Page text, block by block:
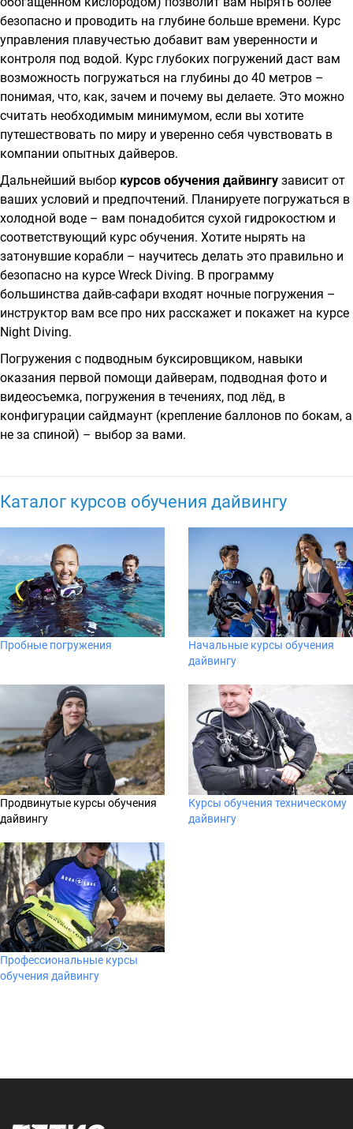
безопасно и проводить на глубине больше времени. Курс
управления плавучестью добавит вам уверенности и
контроля под водой. Курс глубоких погружений даст вам
возможность погружаться на глубины до 40 метров –
понимая, что, как, зачем и почему вы делаете. Это можно
считать необходимым минимумом, если вы хотите
путешествовать по миру и уверенно себя чувствовать в
компании опытных дайверов.
Дальнейший выбор курсов обучения дайвингу зависит от
ваших условий и предпочтений. Планируете погружаться в
холодной воде – вам понадобится сухой гидрокостюм и
соответствующий курс обучения. Хотите нырять на
затонувшие корабли – научитесь делать это правильно и
безопасно на курсе Wreck Diving. В программу
большинства дайв-сафари входят ночные погружения –
инструктор вам все про них расскажет и покажет на курсе
Night Diving.
Погружения с подводным буксировщиком, навыки
оказания первой помощи дайверам, подводная фото и
видеосъемка, погружения в течениях, под лёд, в
конфигурации сайдмаунт (крепление баллонов по бокам, а
не за спиной) – выбор за вами.
Каталог курсов обучения дайвингу
Пробные погружения
Начальные курсы обучения
дайвингу
Продвинутые курсы обучения
дайвингу
Курсы обучения техническому
дайвингу
Профессиональные курсы
обучения дайвингу